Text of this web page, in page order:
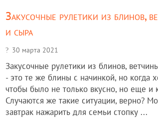
Закусочные рулетики из блинов,
и сыра
30 марта 2021
Закусочные рулетики из блинов,
- это те же блины с начинкой, но когда
чтобы было не только вкусно, но еще и
Случаются же такие ситуации, верно?
завтрак нажарить для семьи стопку ...